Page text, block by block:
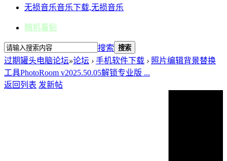
无损音乐音乐下载,无损音乐
随机看贴
搜索 搜索
过期罐头电脑论坛»论坛 › 手机软件下载 › 照片编辑背景替换
工具PhotoRoom v2025.50.05解锁专业版 ...
返回列表 发新帖